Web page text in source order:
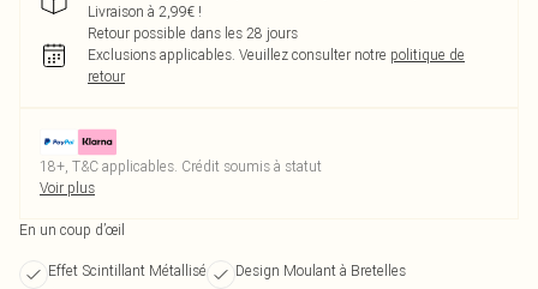
Livraison à 2,99€ !
Retour possible dans les 28 jours
Exclusions applicables. Veuillez consulter notre politique de
retour
18+, T&C applicables. Crédit soumis à statut
Voir plus
En un coup d’œil
Effet Scintillant Métallisé
Design Moulant à Bretelles